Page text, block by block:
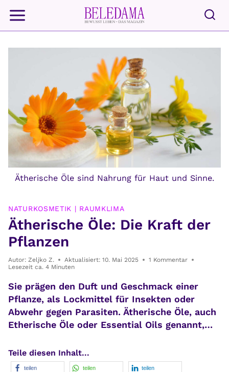
Inhalt
springen
Ätherische Öle sind Nahrung für Haut und Sinne.
NATURKOSMETIK | RAUMKLIMA
Ätherische Öle: Die Kraft der
Pflanzen
Autor: Zeljko Z. Aktualisiert: 10. Mai 2025
1 Kommentar
Lesezeit ca. 4 Minuten
Sie prägen den Duft und Geschmack einer
Pflanze, als Lockmittel für Insekten oder
Abwehr gegen Parasiten. Ätherische Öle, auch
Etherische Öle oder Essential Oils genannt,…
Teile diesen Inhalt...
teilen teilen teilen